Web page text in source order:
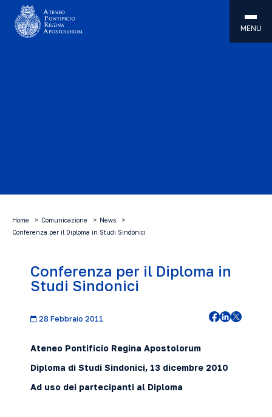
MENU
Home Comunicazione
News
Conferenza per il Diploma in Studi Sindonici
Conferenza per il Diploma in
Studi Sindonici
28 Febbraio 2011
Ateneo Pontificio Regina Apostolorum
Diploma di Studi Sindonici, 13 dicembre 2010
Ad uso dei partecipanti al Diploma